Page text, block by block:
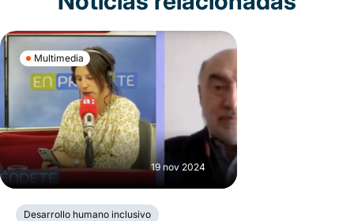
Multimedia
19 nov 2024
Desarrollo humano inclusivo